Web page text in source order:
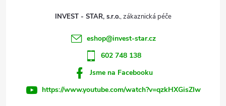
INVEST - STAR, s.r.o.
eshop@invest-star.cz
602 748 138
Jsme na Facebooku
https://www.youtube.com/watch?v=qzkHXGisZIw